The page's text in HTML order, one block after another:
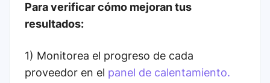
Para verificar cómo mejoran tus
resultados:
1) Monitorea el progreso de cada
proveedor en el panel de calentamiento.